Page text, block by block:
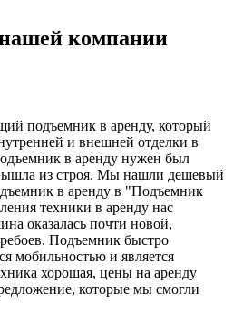
компании
подъемник в аренду, который
и внешней отделки в
в аренду нужен был
из строя. Мы нашли дешевый
в аренду в "Подъемник
техники в аренду нас
оказалась почти новой,
Подъемник быстро
мобильностью и является
хорошая, цены на аренду
которые мы смогли